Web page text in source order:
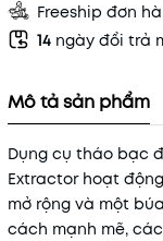
Freeship đơn
14 ngày đổi trả
Mô tả sản phẩm
Dụng cụ tháo bạc
Extractor hoạt
mở rộng và một
cách mạnh mẽ,